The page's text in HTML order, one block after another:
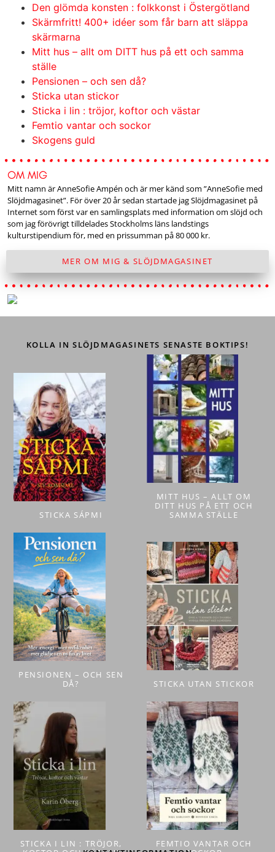
Den glömda konsten : folkkonst i Östergötland
Skärmfritt! 400+ idéer som får barn att släppa
skärmarna
Mitt hus – allt om DITT hus på ett och samma
ställe
Pensionen – och sen då?
Sticka utan stickor
Sticka i lin : tröjor, koftor och västar
Femtio vantar och sockor
Skogens guld
OM MIG
Mitt namn är AnneSofie Ampén och är mer känd som ”AnneSofie med
Slöjdmagasinet”. För över 20 år sedan startade jag Slöjdmagasinet på
Internet som först var en samlingsplats med information om slöjd och
som jag förövrigt tilldelades Stockholms läns landstings
kulturstipendium för, med en prissumman på 80 000 kr.
MER OM MIG & SLÖJDMAGASINET
KOLLA IN SLÖJDMAGASINETS SENASTE BOKTIPS!
STICKA SÁPMI
MITT HUS – ALLT OM
DITT HUS PÅ ETT OCH
SAMMA STÄLLE
PENSIONEN – OCH SEN
DÅ?
STICKA UTAN STICKOR
STICKA I LIN : TRÖJOR,
FEMTIO VANTAR OCH